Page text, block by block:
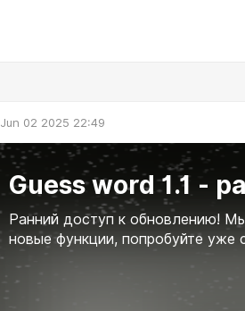
Jun 02 2025 22:49
Guess word 1.1 -
Ранний доступ к обновлению!
новые функции, попробуйте уже